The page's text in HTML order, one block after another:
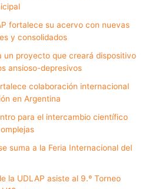
fortalece su acervo con nuevas
y consolidados
un proyecto que creará dispositivo
ansioso-depresivos
colaboración internacional
en Argentina
para el intercambio científico
suma a la Feria Internacional del
la UDLAP asiste al 9.º Torneo